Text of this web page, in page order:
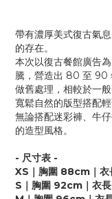
帶有濃厚美式復古氣
的存在。
本次以復古餐館廣告
騰，營造出 80 至 90
做舊處理，相較於一
寬鬆自然的版型搭配
無論搭配迷彩褲、牛
的造型風格。
- 尺寸表 -
XS｜胸圍 88cm｜
S｜胸圍 92cm｜衣